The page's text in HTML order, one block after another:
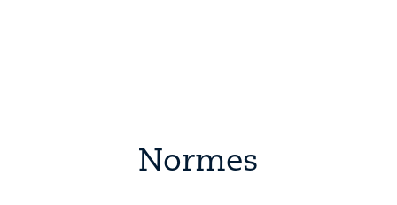
Normes